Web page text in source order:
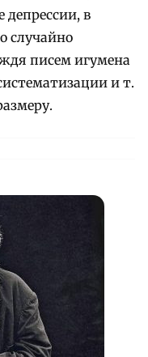
депрессии, в
случайно
писем игумена
и т.